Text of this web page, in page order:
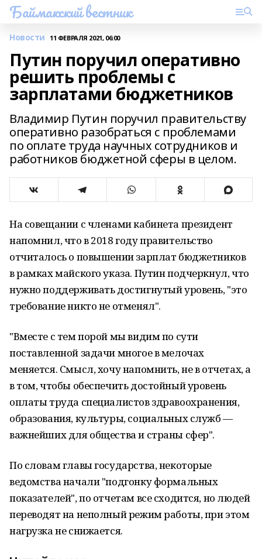
Баймакский вестник
Новости 11 ФЕВРАЛЯ 2021, 06:00
Путин поручил оперативно
решить проблемы с
зарплатами бюджетников
Владимир Путин поручил правительству
оперативно разобраться с проблемами
по оплате труда научных сотрудников и
работников бюджетной сферы в целом.
На совещании с членами кабинета президент
напомнил, что в 2018 году правительство
отчиталось о повышении зарплат бюджетников
в рамках майского указа. Путин подчеркнул, что
нужно поддерживать достигнутый уровень, "это
требование никто не отменял".
"Вместе с тем порой мы видим по сути
поставленной задачи многое в мелочах
меняется. Смысл, хочу напомнить, не в отчетах, а
в том, чтобы обеспечить достойный уровень
оплаты труда специалистов здравоохранения,
образования, культуры, социальных служб —
важнейших для общества и страны сфер".
По словам главы государства, некоторые
ведомства начали "подгонку формальных
показателей", по отчетам все сходится, но людей
переводят на неполный режим работы, при этом
нагрузка не снижается.